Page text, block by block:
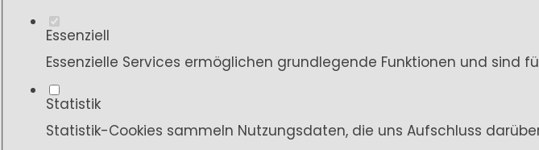
Essenziell
Essenzielle Services ermöglichen grundlegende Funktionen und
Statistik
Statistik-Cookies sammeln Nutzungsdaten, die uns Aufschluss